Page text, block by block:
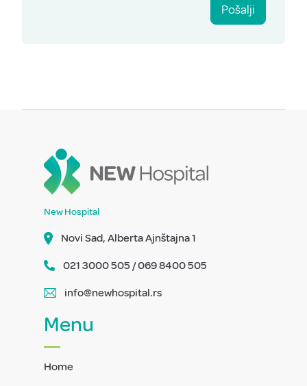
Pošalji
New Hospital
Novi Sad, Alberta Ajnštajna 1
021 3000 505 / 069 8400 505
info@newhospital.rs
Menu
Home